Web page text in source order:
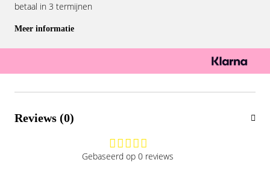
betaal in 3 termijnen
Meer informatie
Reviews (0)
Gebaseerd op 0 reviews